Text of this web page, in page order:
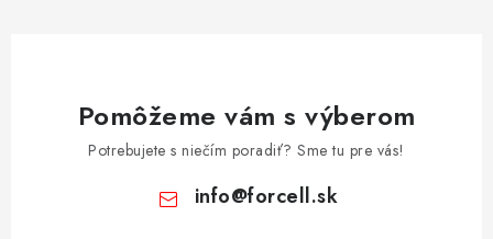
Pomôžeme vám s výberom
Potrebujete s niečím poradiť? Sme tu pre vás!
info@forcell.sk